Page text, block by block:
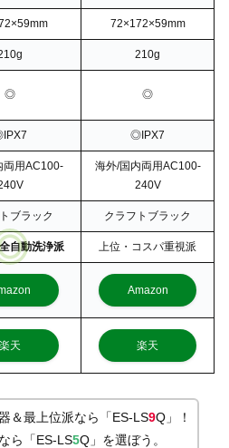
72×172×59mm
210g
◎ ◎
◎IPX7
両用AC100-
海外/国内両用AC100-
240V
ブラック クラフトブラック
自動洗浄派 上位・コスパ重視派
Amazon
楽天 楽天
＆最上位派なら「ES-LS9Q」！
ら「ES-LS5Q」を選ぼう。